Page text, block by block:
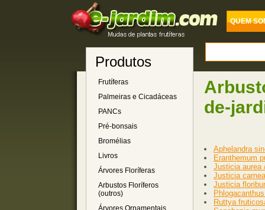
QUEM
Produtos
Frutíferas
Palmeiras e Cicadáceas
PANCs
Pré-bonsais
Bromélias
Livros
Árvores Floríferas
Arbustos Floríferos
(outros)
Árvores Ornamentais
de-
Aphelandra
Eranthemum
Justicia aurea
Justicia
Justicia
Ruttya